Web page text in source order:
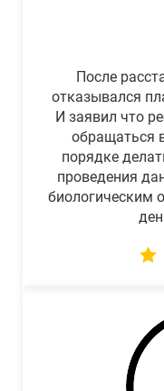
После
отказывался
И заявил что
обращаться
порядке
проведения
биологическим